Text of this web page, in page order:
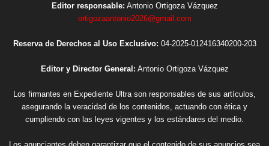
Editor responsable: Antonio Ortigoza Vázquez
ortigozaantonio2026@gmail.com
Reserva de Derechos al Uso Exclusivo: 04-2025-012416340200-203
Editor y Director General: Antonio Ortigoza Vázquez
Los firmantes en Expediente Ultra son responsables de sus artículos,
asegurando la veracidad de los contenidos, actuando con ética y
cumpliendo con las leyes vigentes y los estándares del medio.